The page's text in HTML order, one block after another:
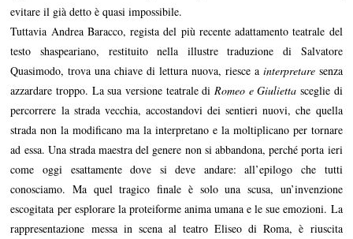
evitare il già detto è quasi impossibile.
Tuttavia Andrea Baracco, regista del più recente adattamento teatrale del
testo shaspeariano, restituito nella illustre traduzione di Salvatore
Quasimodo, trova una chiave di lettura nuova, riesce a interpretaresenza
azzardare troppo. La sua versione teatrale di Romeo e Giulietta sceglie di
percorrere la strada vecchia, accostandovi dei sentieri nuovi, che quella
strada non la modificano ma la interpretano e la moltiplicano per tornare
ad essa. Una strada maestra del genere non si abbandona, perché porta ieri
come oggi esattamente dove si deve andare: all’epilogo che tutti
conosciamo. Ma quel tragico finale è solo una scusa, un’invenzione
escogitata per esplorare la proteiforme anima umana e le sue emozioni. La
rappresentazione messa in scena al teatro Eliseo di Roma, è riuscita